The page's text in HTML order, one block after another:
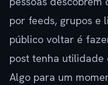
por feeds, grupos e
público voltar é
post tenha utilidade
Algo para um